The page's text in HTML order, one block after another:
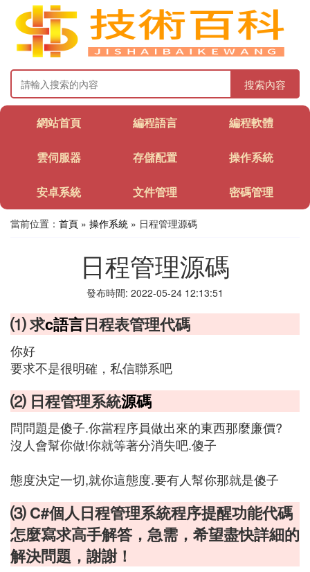
搜索內容
網站首頁 編程語言 編程軟體
雲伺服器 存儲配置 操作系統
安卓系統 文件管理 密碼管理
當前位置： 首頁 » 操作系統 » 日程管理源碼
日程管理源碼
發布時間: 2022-05-24 12:13:51
⑴ 求c語言日程表管理代碼
你好
要求不是很明確，私信聯系吧
⑵ 日程管理系統源碼
問問題是傻子.你當程序員做出來的東西那麼廉價?
沒人會幫你做!你就等著分消失吧.傻子
態度決定一切,就你這態度.要有人幫你那就是傻子
⑶ C#個人日程管理系統程序提醒功能代碼
怎麼寫求高手解答，急需，希望盡快詳細的
解決問題，謝謝！